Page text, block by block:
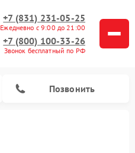
+7 (831) 231-05-25
Ежедневно с 9:00 до 21:00
+7 (800) 100-33-26
Звонок бесплатный по РФ
Позвонить